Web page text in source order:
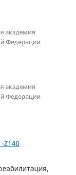
академия
Федерации
академия
Федерации
Z140